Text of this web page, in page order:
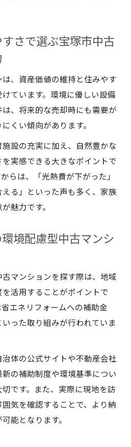
過ごすためのエコ設備チェ
購入時の環境リノベーショ
現する中古戸建ての間取り
で選ぶ宝塚市の中古戸建て
さで選ぶ宝塚市中古
、資産価値の維持と住みやす
ています。環境に優しい設備
、将来的な売却時にも需要が
くい傾向があります。
設の充実に加え、自然豊かな
実感できる大きなポイントで
らは、「光熱費が下がった」
える」といった声も多く、家族
魅力です。
境配慮型中古マンシ
マンションを探す際は、地域
活用することがポイントで
エネリフォームへの補助金
った取り組みが行われていま
体の公式サイトや不動産会社
の補助制度や環境基準につい
です。また、実際に現地を訪
気を確認することで、より納
能となります。